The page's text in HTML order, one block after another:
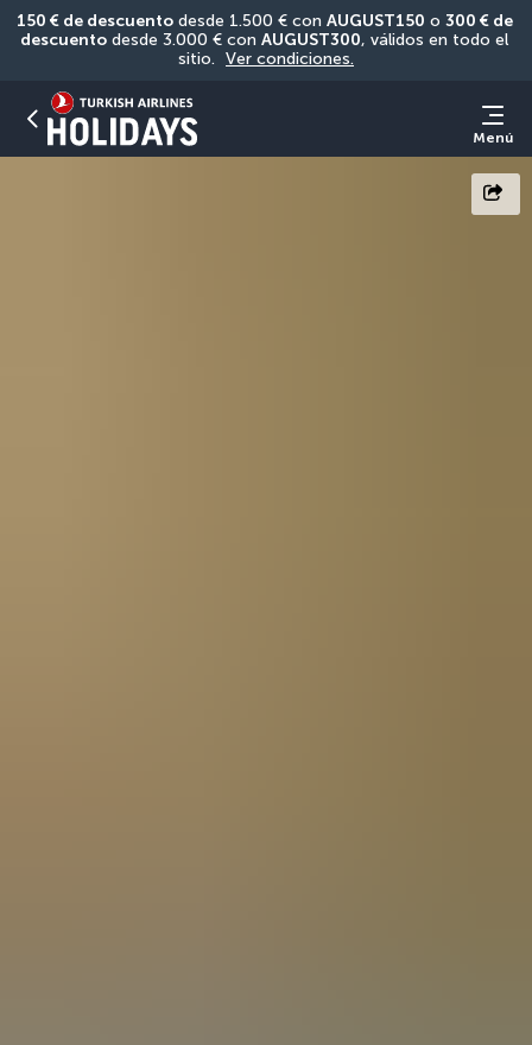
150 € de descuento desde 1.500 € con AUGUST150 o 300 € de
descuento desde 3.000 € con AUGUST300, válidos en todo el
sitio. Ver condiciones.
Menú